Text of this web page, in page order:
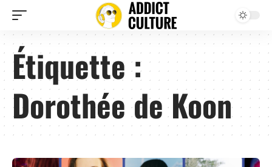
Étiquette :
Dorothée de Koon